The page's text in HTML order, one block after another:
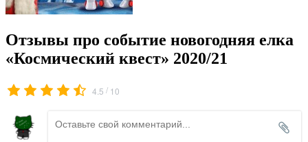
Отзывы про событие новогодняя елка
«Космический квест» 2020/21
4.5 / 10